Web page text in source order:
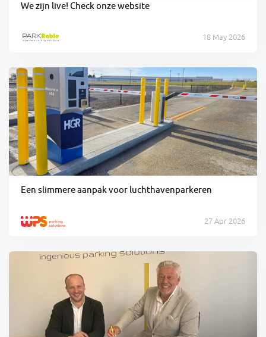
We zijn live! Check onze website
18 May 2026
Een slimmere aanpak voor luchthavenparkeren
27 Apr 2026